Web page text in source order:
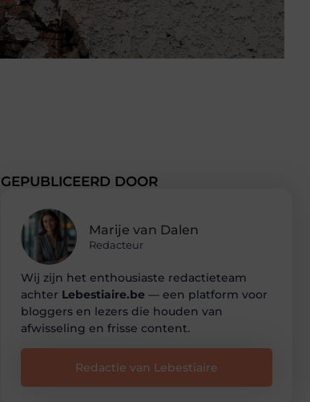
GEPUBLICEERD DOOR
Marije van Dalen
Redacteur
Wij zijn het enthousiaste redactieteam
achter Lebestiaire.be — een platform voor
bloggers en lezers die houden van
afwisseling en frisse content.
Redactie van Lebestiaire